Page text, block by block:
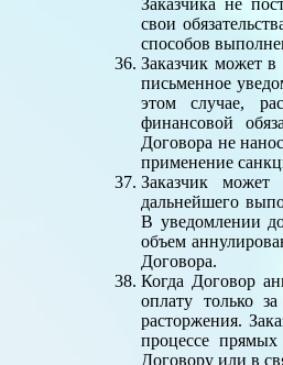
Заказчика не
свои
способов
Заказчик может
письменное
этом случае,
финансовой
Договора не
применение
Заказчик может
дальнейшего
В уведомлении
объем
Договора.
Когда Договор
оплату только
расторжения.
процессе
Договору или в